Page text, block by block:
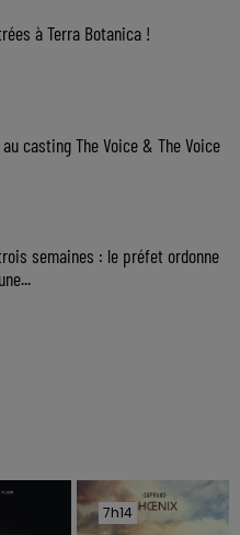
à Terra Botanica !
casting The Voice & The Voice
semaines : le préfet ordonne
7h14
7h14